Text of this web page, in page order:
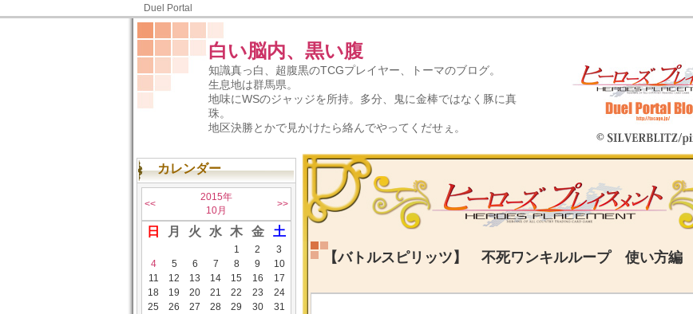
Duel Portal
白い脳内、黒い腹
知識真っ白、超腹黒のTCGプレイヤー、トーマのブログ。
生息地は群馬県。
地味にWSのジャッジを所持。多分、鬼に金棒ではなく豚に真
珠。
地区決勝とかで見かけたら絡んでやってくだせぇ。
カレンダー
<<
2015年
10月
>>
日 月 火 水 木 金 土
1 2
3
4
5 6 7 8 9
10
11
12 13 14 15 16
17
18
19 20 21 22 23
24
25
26 27 28 29 30 31
【バトルスピリッツ】 不死ワンキルループ 使い方編